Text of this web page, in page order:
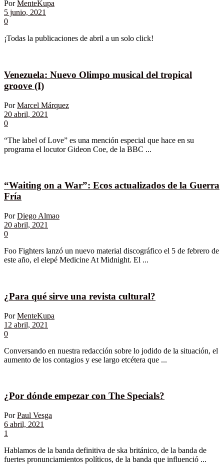
Por MenteKupa
5 junio, 2021
0
¡Todas la publicaciones de abril a un solo click!
Venezuela: Nuevo Olimpo musical del tropical
groove (I)
Por Marcel Márquez
20 abril, 2021
0
“The label of Love” es una mención especial que hace en su
programa el locutor Gideon Coe, de la BBC ...
“Waiting on a War”: Ecos actualizados de la Guerra
Fría
Por Diego Almao
20 abril, 2021
0
Foo Fighters lanzó un nuevo material discográfico el 5 de febrero de
este año, el elepé Medicine At Midnight. El ...
¿Para qué sirve una revista cultural?
Por MenteKupa
12 abril, 2021
0
Conversando en nuestra redacción sobre lo jodido de la situación, el
aumento de los contagios y ese largo etcétera que ...
¿Por dónde empezar con The Specials?
Por Paul Vesga
6 abril, 2021
1
Hablamos de la banda definitiva de ska británico, de la banda de
fuertes pronunciamientos políticos, de la banda que influenció ...